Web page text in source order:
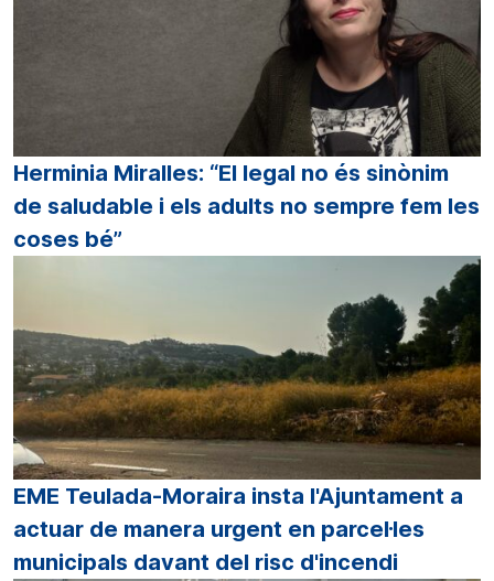
Herminia Miralles: “El legal no és sinònim
de saludable i els adults no sempre fem les
coses bé”
EME Teulada-Moraira insta l'Ajuntament a
actuar de manera urgent en parcel·les
municipals davant del risc d'incendi